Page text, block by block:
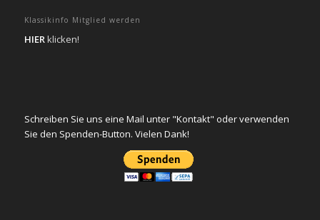
Klassikinfo Mitglied werden
HIERklicken!
Schreiben Sie uns eine Mail unter "Kontakt" oder verwenden
Sie den Spenden-Button. Vielen Dank!